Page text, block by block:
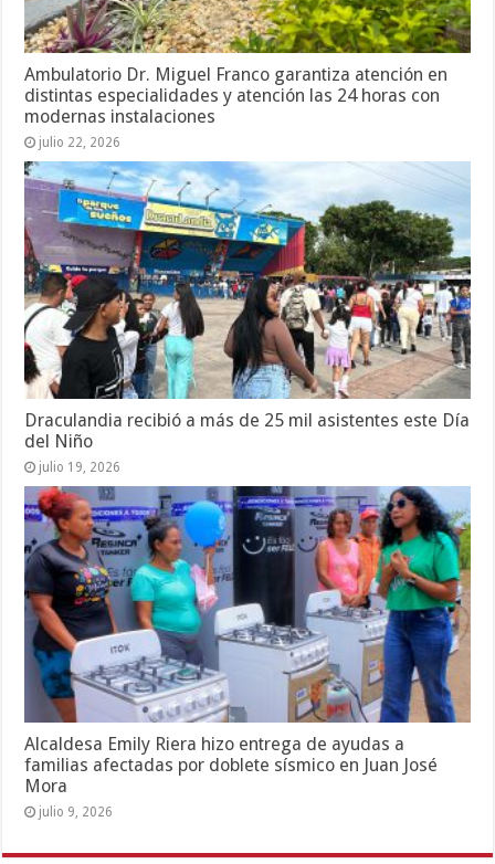
Ambulatorio Dr. Miguel Franco garantiza atención en
distintas especialidades y atención las 24 horas con
modernas instalaciones
julio 22, 2026
Draculandia recibió a más de 25 mil asistentes este Día
del Niño
julio 19, 2026
Alcaldesa Emily Riera hizo entrega de ayudas a
familias afectadas por doblete sísmico en Juan José
Mora
julio 9, 2026